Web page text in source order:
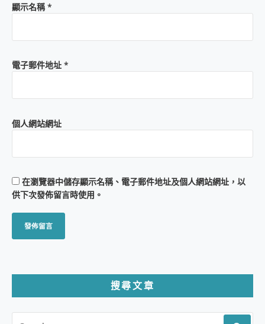
顯示名稱*
電子郵件地址 *
個人網站網址
在瀏覽器中儲存顯示名稱、電子郵件地址及個人網站網址，以
供下次發佈留言時使用。
搜尋文章